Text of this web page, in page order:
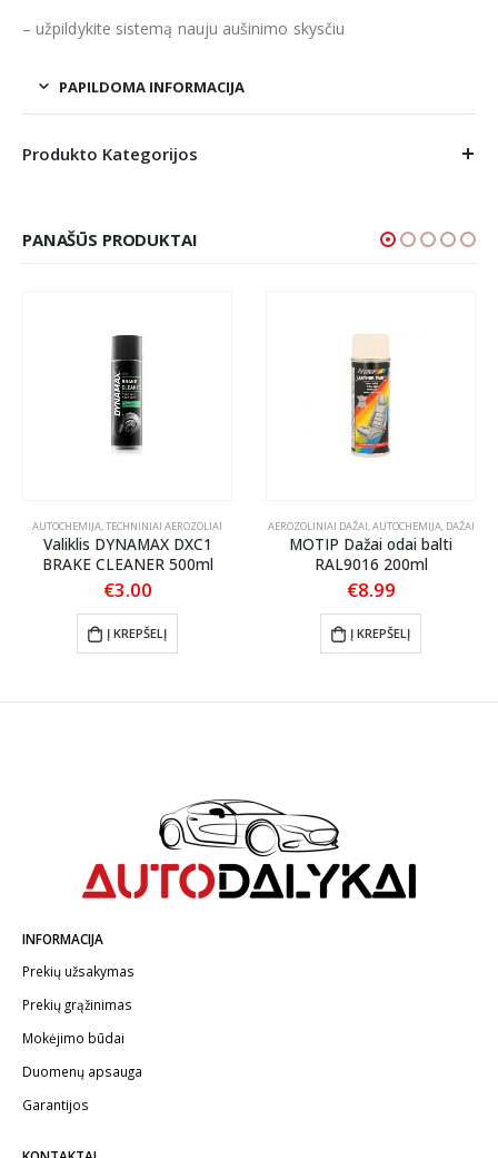
– užpildykite sistemą nauju aušinimo skysčiu
PAPILDOMA INFORMACIJA
Produkto Kategorijos
PANAŠŪS PRODUKTAI
AUTOCHEMIJA,TECHNINIAI AEROZOLIAI
Valiklis DYNAMAX DXC1
BRAKE CLEANER 500ml
€3.00
Į KREPŠELĮ
AEROZOLINIAI DAŽAI,AUTOCHEMIJA, DAŽAI
MOTIP Dažai odai balti
RAL9016 200ml
€8.99
Į KREPŠELĮ
INFORMACIJA
Prekių užsakymas
Prekių grąžinimas
Mokėjimo būdai
Duomenų apsauga
Garantijos